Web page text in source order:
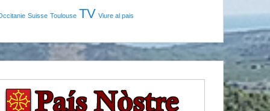
Suisse Toulouse TV Viure al pais